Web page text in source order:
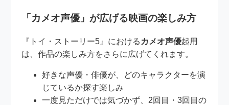
「カメオ声優」が広げる映画の楽しみ方
『トイ・ストーリー5』における カメオ声優起用
は、作品の楽しみ方をさらに広げてくれます。
好きな声優・俳優が、どのキャラクターを演
じているか探す楽しみ
一度見ただけでは気づかず、2回目・3回目の